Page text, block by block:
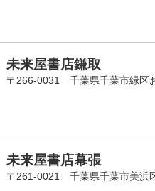
未来屋書店鎌取
〒266-0031 千葉県千葉市緑区
未来屋書店幕張
〒261-0021 千葉県千葉市美浜